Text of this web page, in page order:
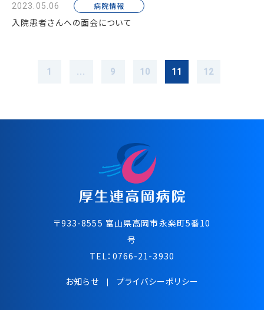
2023.05.06 病院情報
入院患者さんへの面会について
1 ... 9 10 11 12
〒933-8555 富⼭県⾼岡市永楽町5番10
号
TEL： 0766-21-3930
お知らせ プライバシーポリシー